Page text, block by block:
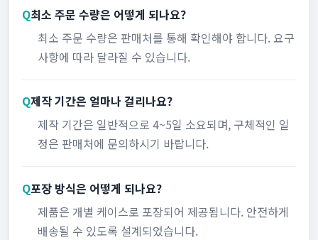
Q최소 주문 수량은 어떻게 되나요?
최소 주문 수량은 판매처를 통해 확인해야 합니다. 요구
사항에 따라 달라질 수 있습니다.
Q제작 기간은 얼마나 걸리나요?
제작 기간은 일반적으로 4~5일 소요되며, 구체적인 일
정은 판매처에 문의하시기 바랍니다.
Q포장 방식은 어떻게 되나요?
제품은 개별 케이스로 포장되어 제공됩니다. 안전하게
배송될 수 있도록 설계되었습니다.